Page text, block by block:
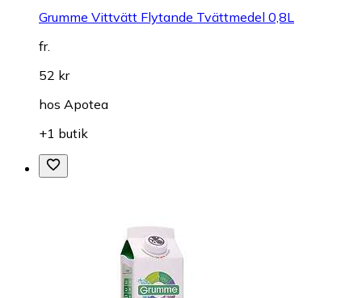
Grumme Vittvätt Flytande Tvättmedel 0,8L
fr.
52 kr
hos Apotea
+1 butik